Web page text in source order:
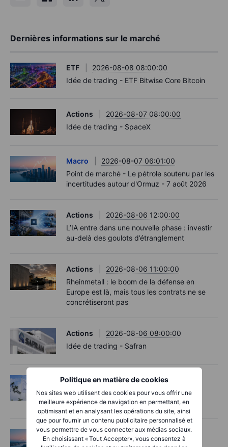
Politique en matière de cookies
Nos sites web utilisent des cookies pour vous offrir une
meilleure expérience de navigation en permettant, en
optimisant et en analysant les opérations du site, ainsi
que pour fournir un contenu publicitaire personnalisé et
vous permettre de vous connecter aux médias sociaux.
En choisissant « Tout Accepter», vous consentez à
Dernières informations sur le marché
ETF
2026-08-08 08:00:00
Idée de trading - ETF Bitwise Core Bitcoin
Actions
2026-08-07 08:00:00
Idée de trading - SpaceX
Macro
2026-08-07 06:01:00
Point de marché - Le pétrole soutenu par les
incertitudes autour d'Ormuz - 7 août 2026
Actions
2026-08-06 12:00:00
L’IA entre dans une nouvelle phase : investir
au-delà des goulots d’étranglement
Actions
2026-08-06 11:00:00
Rheinmetall : le boom de la défense en
Europe est là, mais tous les contrats ne se
concrétiseront pas
Actions
2026-08-06 08:00:00
Idée de trading - Safran
Actions
2026-08-06 07:00:00
Novo Nordisk relève ses ambitions, mais
perd du terrain face à ses rivaux
Macro
2026-08-06 06:02:00